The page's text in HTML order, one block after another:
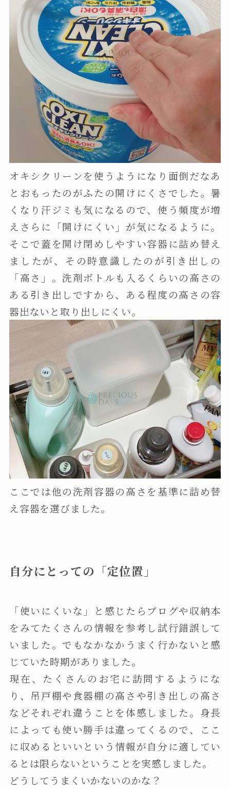
オキシクリーンを使うようになり面倒だなあ
とおもったのがふたの開けにくさでした。暑
くなり汗ジミも気になるので、使う頻度が増
えさらに「開けにくい」が気になるように。
そこで蓋を開け閉めしやすい容器に詰め替え
ましたが、その時意識したのが引き出しの
「高さ」。洗剤ボトルも入るくらいの高さの
ある引き出しですから、ある程度の高さの容
器出ないと取り出しにくい。
ここでは他の洗剤容器の高さを基準に詰め替
え容器を選びました。
自分にとっての「定位置」
「使いにくいな」と感じたらブログや収納本
をみてたくさんの情報を参考し試行錯誤して
いました。でもなかなかうまく行かないと感
じていた時期がありました。
現在、たくさんのお宅に訪問するようにな
り、吊戸棚や食器棚の高さや引き出しの高さ
などそれぞれ違うことを体感しました。身長
によっても使い勝手は違ってくるので、ここ
に収めるといいという情報が自分に適してい
るとは限らないということを実感しました。
どうしてうまくいかないのかな？